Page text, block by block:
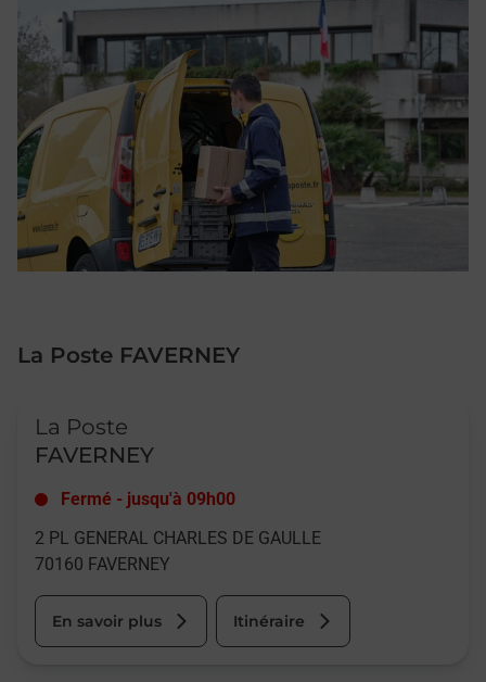
La Poste FAVERNEY
La Poste
FAVERNEY
Fermé - jusqu'à 09h00
2 PL GENERAL CHARLES DE GAULLE
70160 FAVERNEY
En savoir plus Itinéraire